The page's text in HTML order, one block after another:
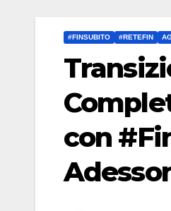
#FINSUBITO #RETEFIN
con